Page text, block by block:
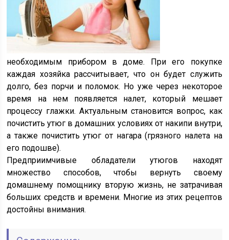
необходимым прибором в доме. При его покупке
каждая хозяйка рассчитывает, что он будет служить
долго, без порчи и поломок. Но уже через некоторое
время на нем появляется налет, который мешает
процессу глажки. Актуальным становится вопрос, как
почистить утюг в домашних условиях от накипи внутри,
а также почистить утюг от нагара (грязного налета на
его подошве).
Предприимчивые обладатели утюгов находят
множество способов, чтобы вернуть своему
домашнему помощнику вторую жизнь, не затрачивая
больших средств и времени. Многие из этих рецептов
достойны внимания.